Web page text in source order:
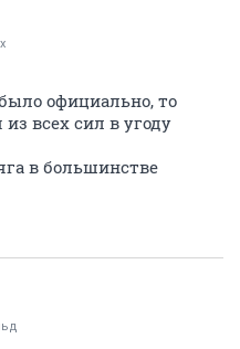
официально, то
всех сил в угоду
в большинстве